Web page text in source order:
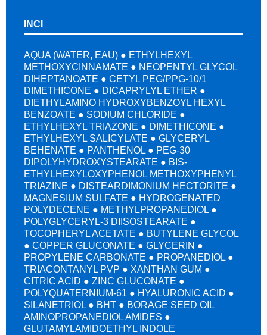
INCI
AQUA (WATER, EAU) ● ETHYLHEXYL
METHOXYCINNAMATE ● NEOPENTYL GLYCOL
DIHEPTANOATE ● CETYL PEG/PPG-10/1
DIMETHICONE ● DICAPRYLYL ETHER ●
DIETHYLAMINO HYDROXYBENZOYL HEXYL
BENZOATE ● SODIUM CHLORIDE ●
ETHYLHEXYL TRIAZONE ● DIMETHICONE ●
ETHYLHEXYL SALICYLATE ● GLYCERYL
BEHENATE ● PANTHENOL ● PEG-30
DIPOLYHYDROXYSTEARATE ● BIS-
ETHYLHEXYLOXYPHENOL METHOXYPHENYL
TRIAZINE ● DISTEARDIMONIUM HECTORITE ●
MAGNESIUM SULFATE ● HYDROGENATED
POLYDECENE ● METHYLPROPANEDIOL ●
POLYGLYCERYL-3 DIISOSTEARATE ●
TOCOPHERYL ACETATE ● BUTYLENE GLYCOL
● COPPER GLUCONATE ● GLYCERIN ●
PROPYLENE CARBONATE ● PROPANEDIOL ●
TRIACONTANYL PVP ● XANTHAN GUM ●
CITRIC ACID ● ZINC GLUCONATE ●
POLYQUATERNIUM-61 ● HYALURONIC ACID ●
SILANETRIOL ● BHT ● BORAGE SEED OIL
AMINOPROPANEDIOL AMIDES ●
GLUTAMYLAMIDOETHYL INDOLE